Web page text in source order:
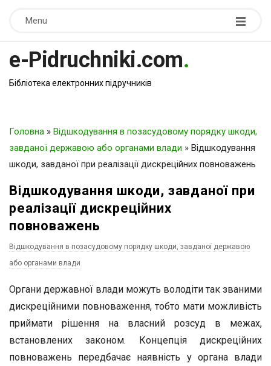
Menu
e-Pidruchniki.com.
Бібліотека електронних підручників
Головна » Відшкодування в позасудовому порядку шкоди,
завданої державою або органами влади » Відшкодування
шкоди, завданої при реалізації дискреційних повноважень
Відшкодування шкоди, завданої при
реалізації дискреційних
повноважень
Відшкодування в позасудовому порядку шкоди, завданої державою
або органами влади
Органи державної влади можуть володіти так званими
дискреційними повноваження, тобто мати можливість
приймати рішення на власний розсуд в межах,
встановлених законом. Концепція дискреційних
повноважень передбачає наявність у органа влади